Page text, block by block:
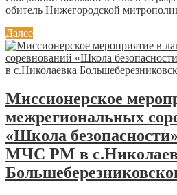
обитель Нижегородской
Далее
Миссионерское
межрегиональных
«Школа
МЧС РМ в